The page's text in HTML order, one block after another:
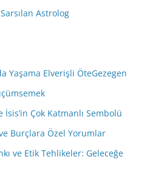
Astrolog
Yaşama Elverişli ÖteGezegen
Çok Katmanlı Sembolü
Burçlara Özel Yorumlar
ve Etik Tehlikeler: Geleceğe